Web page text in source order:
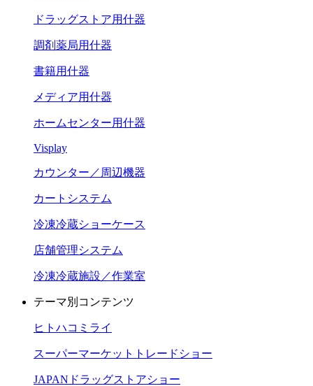
ドラッグストア用什器
調剤薬局用什器
書籍用什器
メディア用什器
ホームセンター用什器
Visplay
カウンター／周辺機器
カートシステム
冷凍冷蔵ショーケース
店舗管理システム
冷凍冷蔵施設／作業室
テーマ別コンテンツ
ヒトハコミライ
スーパーマーケットトレードショー
JAPANドラッグストアショー